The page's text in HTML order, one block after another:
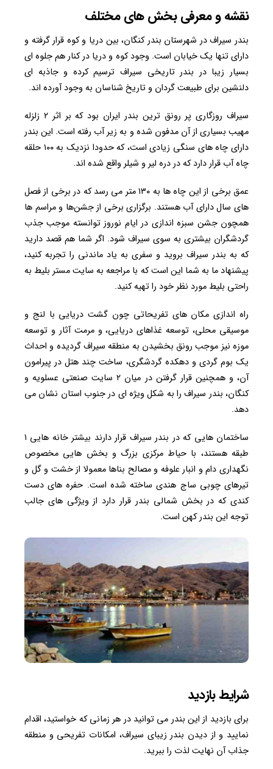
نقشه و معرفی بخش های مختلف
بندر سیراف در شهرستان بندر کنگان، بین دریا و کوه قرار گرفته و
دارای تنها یک خیابان است. وجود کوه و دریا در کنار هم جلوه‌ ای
بسیار زیبا در بندر تاریخی سیراف ترسیم کرده و جاذبه‌ ای
دلنشین برای طبیعت‌ گردان و تاریخ‌ شناسان به وجود آورده اند.
سیراف روزگاری پر رونق ‌ترین بندر ایران بود که بر اثر ۲ زلزله
مهیب بسیاری از آن مدفون شده و به زیر آب رفته است. این بندر
دارای چاه های سنگی زیادی است، که حدودا نزدیک به ۱۰۰ حلقه
چاه آب قرار دارد که در دره لیر و شیلر واقع شده اند.
عمق برخی از این چاه‌ ها به ۱۳۰ متر می‌ رسد که در برخی از فصل
های سال دارای آب هستند. برگزاری برخی از جشن‌‌ها و مراسم‌ ها
همچون جشن سبزه اندازی در ایام نوروز توانسته موجب جذب
گردشگران بیشتری به سوی سیراف شود. اگر شما هم قصد دارید
که به بندر سیراف بروید و سفری به یاد ماندنی را تجربه کنید،
پیشنهاد ما به شما این است که با مراجعه به سایت مستر بلیط به
راحتی بلیط مورد نظر خود را تهیه کنید.
راه اندازی مکان های تفریحاتی چون گشت دریایی با لنج و
موسیقی محلی، توسعه غذاهای دریایی، و مرمت آثار و توسعه
موزه نیز موجب رونق بخشیدن به منطقه سیراف گردیده و احداث
یک بوم گردی و دهکده گردشگری، ساخت چند هتل در پیرامون
آن، و همچنین قرار گرفتن در میان ۲ سایت صنعتی عسلویه و
کنگان، بندر سیراف را به شکل ویژه ای در جنوب استان نشان می
دهد.
ساختمان هایی که در بندر سیراف قرار دارند بیشتر خانه هایی ۱
طبقه هستند، با حیاط مرکزی بزرگ و بخش هایی مخصوص
نگهداری دام و انبار علوفه و مصالح بناها معمولا از خشت و گل و
تیرهای چوبی ساج هندی ساخته شده است. حفره های دست
کندی که در بخش شمالی بندر قرار دارد از ویژگی‌ های جالب
توجه این بندر کهن است.
شرایط بازدید
برای بازدید از این بندر می توانید در هر زمانی که خواستید، اقدام
نمایید و از دیدن بندر زیبای سیراف، امکانات تفریحی و منطقه
جذاب آن نهایت لذت را ببرید.